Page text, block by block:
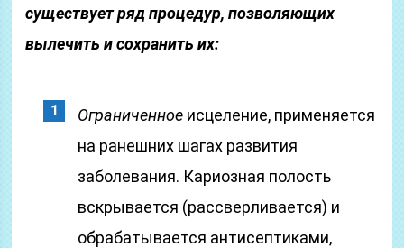
существует ряд процедур, позволяющих
вылечить и сохранить их:
Ограниченное исцеление, применяется
на ранешних шагах развития
заболевания. Кариозная полость
вскрывается (рассверливается) и
обрабатывается антисептиками,